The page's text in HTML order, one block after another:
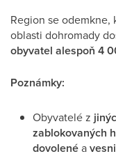
Region se odemkne,
oblasti dohromady
obyvatel alespoň 4
Poznámky:
Obyvatelé z
zablokovaných
dovolenéa